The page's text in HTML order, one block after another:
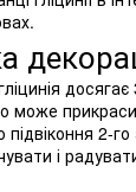
досягає
2-
і